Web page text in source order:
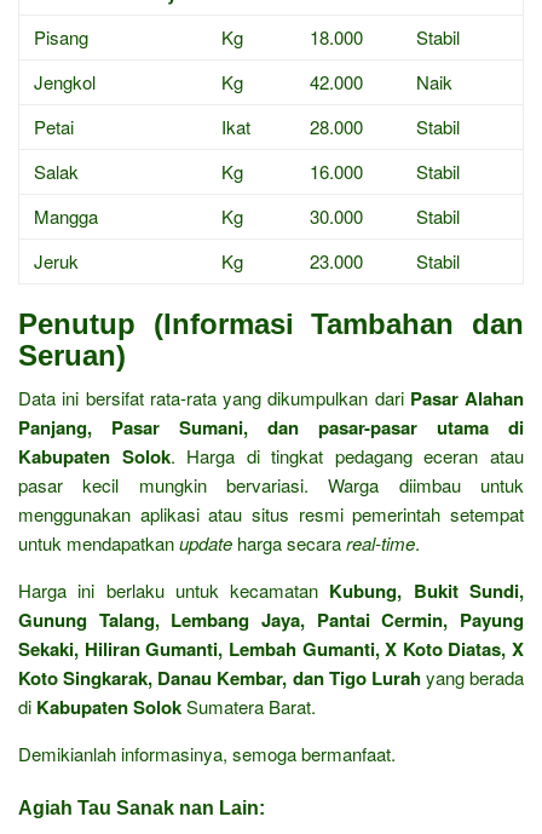
Pisang Kg 18.000
Stabil
Jengkol
Kg 42.000
Naik
Petai
Ikat 28.000
Stabil
Salak
Kg 16.000
Stabil
Mangga
Kg 30.000
Stabil
Jeruk
Kg 23.000 Stabil
Penutup (Informasi Tambahan dan
Seruan)
Data ini bersifat rata-rata yang dikumpulkan dari Pasar Alahan
Panjang, Pasar Sumani, dan pasar-pasar utama di
Kabupaten Solok. Harga di tingkat pedagang eceran atau
pasar kecil mungkin bervariasi. Warga diimbau untuk
menggunakan aplikasi atau situs resmi pemerintah setempat
untuk mendapatkanupdate harga secarareal-time.
Harga ini berlaku untuk kecamatan Kubung, Bukit Sundi,
Gunung Talang, Lembang Jaya, Pantai Cermin, Payung
Sekaki, Hiliran Gumanti, Lembah Gumanti, X Koto Diatas, X
Koto Singkarak, Danau Kembar, dan Tigo Lurahyang berada
di Kabupaten SolokSumatera Barat.
Demikianlah informasinya, semoga bermanfaat.
Agiah Tau Sanak nan Lain: